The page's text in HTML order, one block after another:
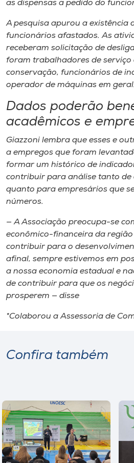
as dispensas a pedido do
A pesquisa apurou a existência
funcionários afastados. As
receberam solicitação de
foram trabalhadores de serviço
conservação, funcionários de
operador de máquinas em geral.
Dados poderão
acadêmicos e
Giazzoni lembra que esses e
a empregos que foram
formar um histórico de
contribuir para análise tanto de
quanto para empresários que
números.
— A Associação preocupa-se
econômico-financeira da
contribuir para o
afinal, sempre estivemos em
a nossa economia estadual e
de contribuir para que os
prosperem — disse
*Colaborou a Assessoria de
Confira também